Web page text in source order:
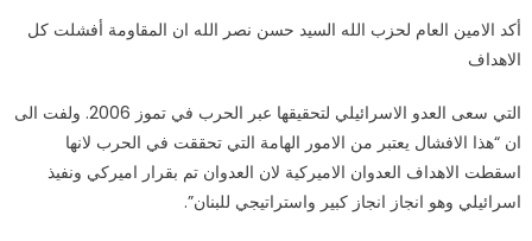
نصر
حرب
تموز
2006
عاد
أكد الامين العام لحزب الله السيد حسن نصر الله ان المقاومة أفشلت كل
الاهداف
التي سعى العدو الاسرائيلي لتحقيقها عبر الحرب في تموز 2006. ولفت الى
ان “هذا الافشال يعتبر من الامور الهامة التي تحققت في الحرب لانها
اسقطت الاهداف العدوان الاميركية لان العدوان تم بقرار اميركي ونفيذ
اسرائيلي وهو انجاز انجاز كبير واستراتيجي للبنان”.